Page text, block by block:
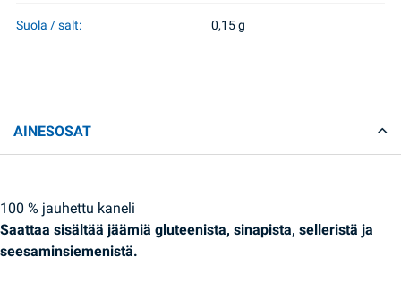
Suola / salt: 0,15 g
AINESOSAT
100 % jauhettu kaneli
Saattaa sisältää jäämiä gluteenista, sinapista, selleristä ja
seesaminsiemenistä.